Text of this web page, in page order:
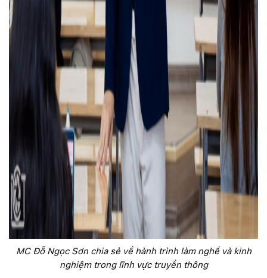
MC Đỗ Ngọc Sơn chia sẻ về hành trình làm nghề và kinh
nghiệm trong lĩnh vực truyền thông